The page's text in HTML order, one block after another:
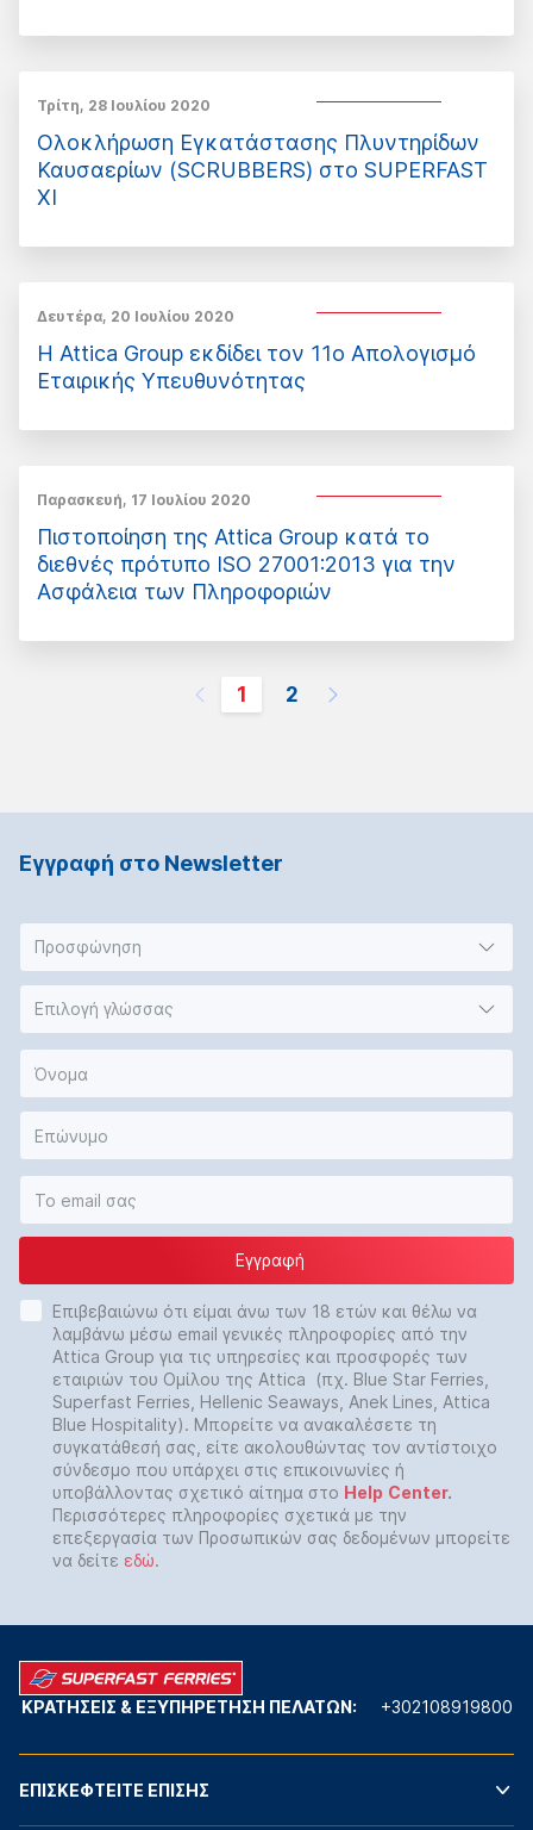
Τρίτη, 28 Ιουλίου 2020
Ολοκλήρωση Εγκατάστασης Πλυντηρίδων
Καυσαερίων (SCRUBBERS) στο SUPERFAST
XI
Δευτέρα, 20 Ιουλίου 2020
Η Attica Group εκδίδει τον 11ο Απολογισμό
Εταιρικής Υπευθυνότητας
Παρασκευή, 17 Ιουλίου 2020
Πιστοποίηση της Attica Group κατά το
διεθνές πρότυπο ISO 27001:2013 για την
Ασφάλεια των Πληροφοριών
1 2
Εγγραφή στο Νewsletter
Προσφώνηση
Επιλογή γλώσσας
Εγγραφή
Επιβεβαιώνω ότι είμαι άνω των 18 ετών και θέλω να
λαμβάνω μέσω email γενικές πληροφορίες από την
Attica Group για τις υπηρεσίες και προσφορές των
εταιριών του Ομίλου της Attica (πχ. Blue Star Ferries,
Superfast Ferries, Hellenic Seaways, Anek Lines, Attica
Blue Hospitality). Μπορείτε να ανακαλέσετε τη
συγκατάθεσή σας, είτε ακολουθώντας τον αντίστοιχο
σύνδεσμο που υπάρχει στις επικοινωνίες ή
υποβάλλοντας σχετικό αίτημα στο Help Center.
Περισσότερες πληροφορίες σχετικά με την
επεξεργασία των Προσωπικών σας δεδομένων μπορείτε
να δείτε εδώ.
ΚΡΑΤΗΣΕΙΣ & ΕΞΥΠΗΡΕΤΗΣΗ ΠΕΛΑΤΩΝ: +302108919800
ΕΠΙΣΚΕΦΤΕΙΤΕ ΕΠΙΣΗΣ